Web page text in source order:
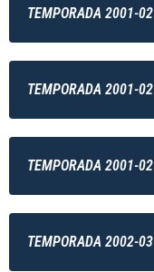
TEMPORADA 2001-02
TEMPORADA 2001-02
TEMPORADA 2001-02
TEMPORADA 2002-03